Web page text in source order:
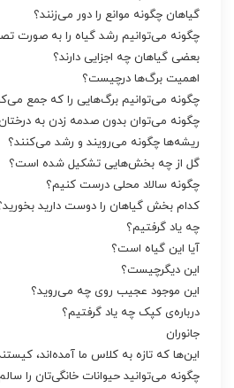
گیاهان چگونه موانع را دور می‌‌زنند؟
چگونه می‌‌توانیم رشد گیاه را به صورت
بعضی گیاهان چه اجزایی دارند؟
اهمیت برگ‌ها درچیست؟
چگونه می‌‌توانیم برگ‌ها‌یی را که جمع
چگونه می‌‌توان بدون صدمه زدن به
ریشه‌ها‌ چگونه می‌‌رویند و رشد می‌‌کنند؟
گل از چه بخش‌هایی تشکیل شده است؟
چگونه سالاد محلی درست کنیم؟
کدام بخش گیاهان را دوست دارید
چه ‌یاد گرفتیم؟
آیا این گیاه است؟
این دیگرچیست؟
این موجود عجیب روی چه می‌‌روید؟
درباره‌ی‌ کپک چه ‌یاد گرفتیم؟
جانوران
این‌ها که تازه به کلاس ما آمده‌اند‌،
چگونه می‌توانید حیوانات خانگی‌تان را